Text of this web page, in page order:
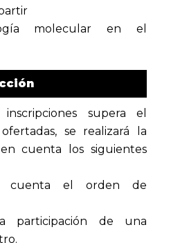
molecular en el
supera el
se realizará la
cuenta los siguientes
cuenta el orden de
participación de una